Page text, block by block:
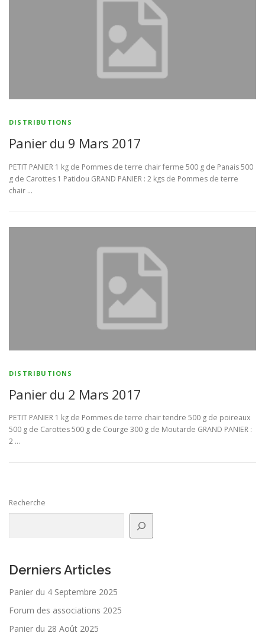
DISTRIBUTIONS
Panier du 9 Mars 2017
PETIT PANIER 1 kg de Pommes de terre chair ferme 500 g de Panais 500
g de Carottes 1 Patidou GRAND PANIER : 2 kgs de Pommes de terre
chair …
DISTRIBUTIONS
Panier du 2 Mars 2017
PETIT PANIER 1 kg de Pommes de terre chair tendre 500 g de poireaux
500 g de Carottes 500 g de Courge 300 g de Moutarde GRAND PANIER :
2 …
Recherche
Derniers Articles
Panier du 4 Septembre 2025
Forum des associations 2025
Panier du 28 Août 2025